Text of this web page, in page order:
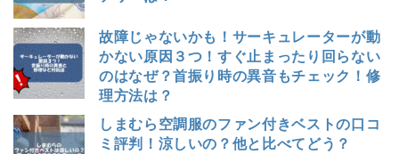
故障じゃないかも！サーキュレーターが動
かない原因３つ！すぐ止まったり回らない
のはなぜ？首振り時の異音もチェック！修
理方法は？
しまむら空調服のファン付きベストの口コ
ミ評判！涼しいの？他と比べてどう？